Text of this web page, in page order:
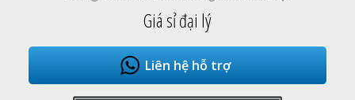
Giá sỉ đại lý
Liên hệ hỗ trợ